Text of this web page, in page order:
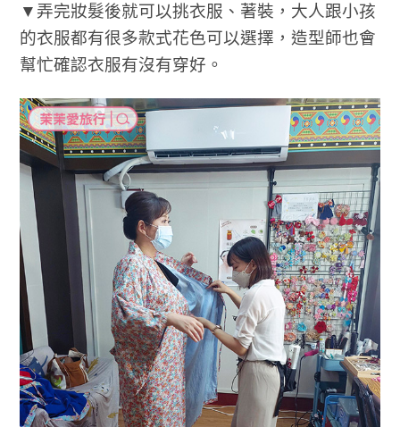
▼弄完妝髮後就可以挑衣服、著裝，大人跟小孩
的衣服都有很多款式花色可以選擇，造型師也會
幫忙確認衣服有沒有穿好。